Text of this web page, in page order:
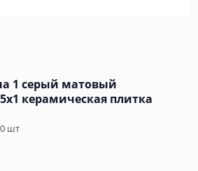
1 серый матовый
керамическая плитка
шт